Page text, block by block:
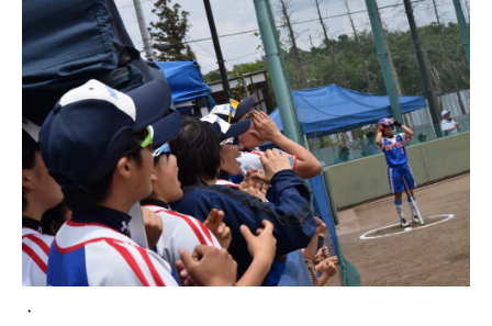
・